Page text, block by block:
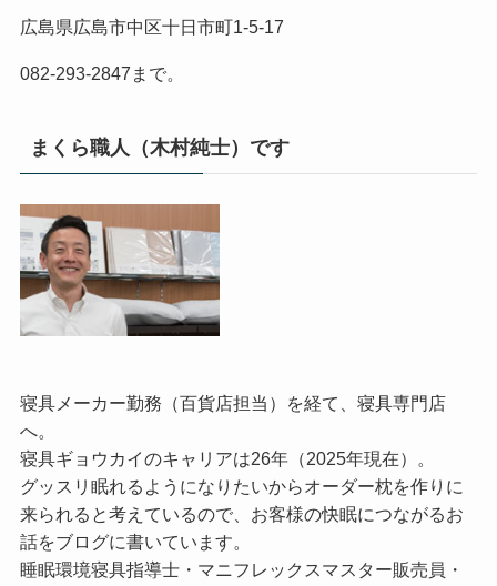
広島県広島市中区十日市町1-5-17
082-293-2847まで。
まくら職人（木村純士）です
寝具メーカー勤務（百貨店担当）を経て、寝具専門店
へ。
寝具ギョウカイのキャリアは26年（2025年現在）。
グッスリ眠れるようになりたいからオーダー枕を作りに
来られると考えているので、お客様の快眠につながるお
話をブログに書いています。
睡眠環境寝具指導士・マニフレックスマスター販売員・